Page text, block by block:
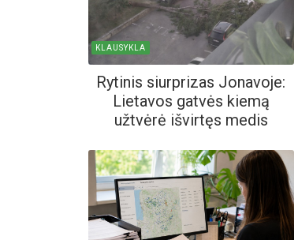
KLAUSYKLA
Rytinis siurprizas Jonavoje:
Lietavos gatvės kiemą
užtvėrė išvirtęs medis